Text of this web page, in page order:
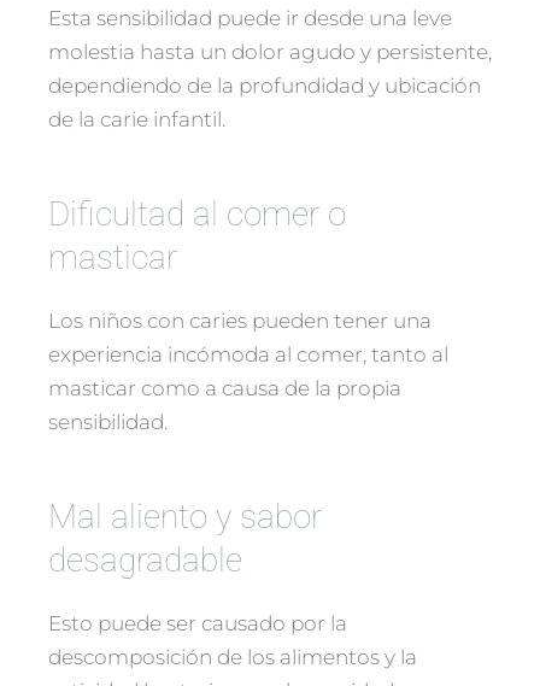
Esta sensibilidad puede ir desde una leve
molestia hasta un dolor agudo y persistente,
dependiendo de la profundidad y ubicación
de la carie infantil.
Dificultad al comer o
masticar
Los niños con caries pueden tener una
experiencia incómoda al comer, tanto al
masticar como a causa de la propia
sensibilidad.
Mal aliento y sabor
desagradable
Esto puede ser causado por la
descomposición de los alimentos y la